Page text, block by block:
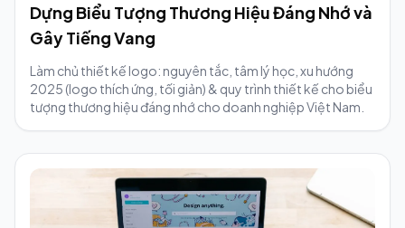
Dựng Biểu Tượng Thương Hiệu Đáng Nhớ và
Gây Tiếng Vang
Làm chủ thiết kế logo: nguyên tắc, tâm lý học, xu hướng
2025 (logo thích ứng, tối giản) & quy trình thiết kế cho biểu
tượng thương hiệu đáng nhớ cho doanh nghiệp Việt Nam.